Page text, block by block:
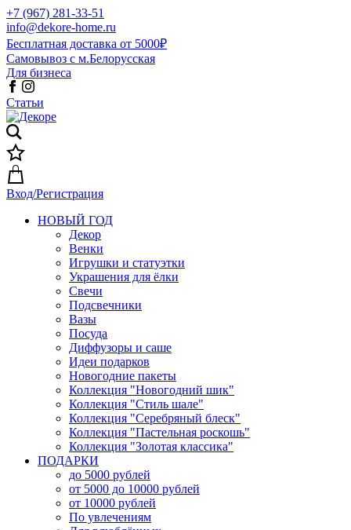
+7 (967) 281-33-51
info@dekore-home.ru
Бесплатная доставка от 5000₽
Самовывоз с м.Белорусская
Для бизнеса
Статьи
Вход/Регистрация
НОВЫЙ ГОД
Декор
Венки
Игрушки и статуэтки
Украшения для ёлки
Свечи
Подсвечники
Вазы
Посуда
Диффузоры и саше
Идеи подарков
Новогодние пакеты
Коллекция "Новогодний шик"
Коллекция "Стиль шале"
Коллекция "Серебряный блеск"
Коллекция "Пастельная роскошь"
Коллекция "Золотая классика"
ПОДАРКИ
до 5000 рублей
от 5000 до 10000 рублей
от 10000 рублей
По увлечениям